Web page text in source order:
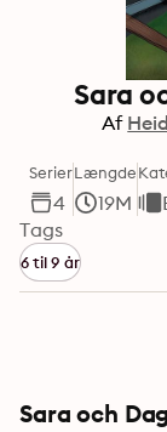
Sara
Af
Serier
4
Længde
19M
Tags
6 til 9 år
Sara och